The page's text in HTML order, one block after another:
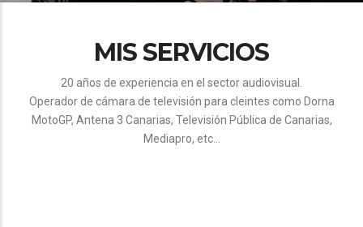
MIS SERVICIOS
20 años de experiencia en el sector audiovisual.
Operador de cámara de televisión para cleintes como Dorna
MotoGP, Antena 3 Canarias, Televisión Pública de Canarias,
Mediapro, etc...